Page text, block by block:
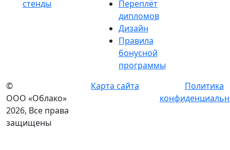
стенды
Переплёт
дипломов
Дизайн
Правила
бонусной
программы
©
ООО «Облако»
2026, Все права
защищены
Карта сайта
Политика